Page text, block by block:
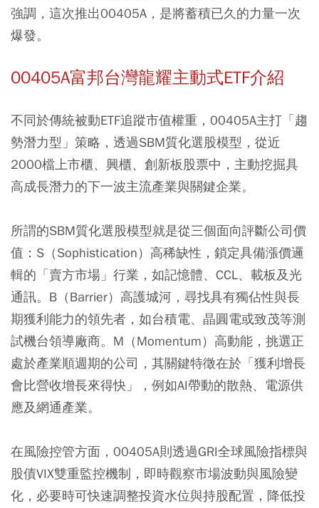
強調，這次推出00405A，是將蓄積已久的力量一次
爆發。
00405A富邦台灣龍耀主動式ETF介紹
不同於傳統被動ETF追蹤市值權重，00405A主打「趨
勢潛力型」策略，透過SBM質化選股模型，從近
2000檔上市櫃、興櫃、創新板股票中，主動挖掘具
高成長潛力的下一波主流產業與關鍵企業。
所謂的SBM質化選股模型就是從三個面向評斷公司價
值：S（Sophistication）高稀缺性，鎖定具備漲價邏
輯的「賣方市場」行業，如記憶體、CCL、載板及光
通訊。B（Barrier）高護城河，尋找具有獨佔性與長
期獲利能力的領先者，如台積電、晶圓電或致茂等測
試機台領導廠商。M（Momentum）高動能，挑選正
處於產業順週期的公司，其關鍵特徵在於「獲利增長
會比營收增長來得快」，例如AI帶動的散熱、電源供
應及網通產業。
在風險控管方面，00405A則透過GRI全球風險指標與
股債VIX雙重監控機制，即時觀察市場波動與風險變
化，必要時可快速調整投資水位與持股配置，降低投